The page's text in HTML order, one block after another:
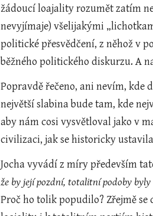
žádoucí loajality rozumět zatím
nevyjímaje) všelijakými
politické přesvědčení, z něhož v
běžného politického diskurzu. A
Popravdě řečeno, ani nevím, kde
největší slabina bude tam, kde
aby nám cosi vysvětloval jako v
civilizaci, jak se historicky
Jocha vyvádí z míry především
že by její pozdní, totalitní podoby
Proč ho tolik popudilo? Zřejmě